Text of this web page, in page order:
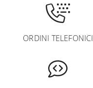
ORDINI TELEFONICI